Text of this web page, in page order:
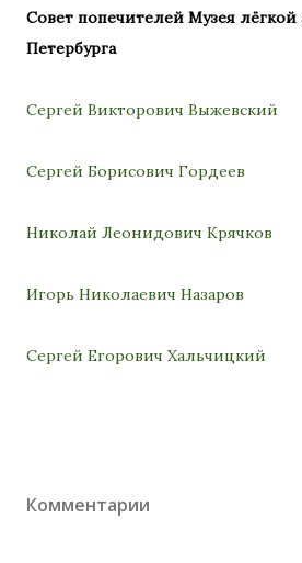
Совет попечителей Музея
Петербурга
Сергей Викторович Выжевский
Сергей Борисович Гордеев
Николай Леонидович Крячков
Игорь Николаевич Назаров
Сергей Егорович Хальчицкий
Комментарии